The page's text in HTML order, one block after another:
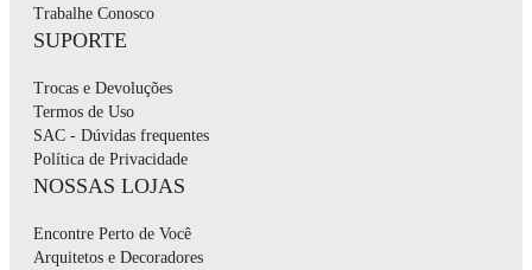
Trabalhe Conosco
SUPORTE
Trocas e Devoluções
Termos de Uso
SAC - Dúvidas frequentes
Política de Privacidade
NOSSAS LOJAS
Encontre Perto de Você
Arquitetos e Decoradores